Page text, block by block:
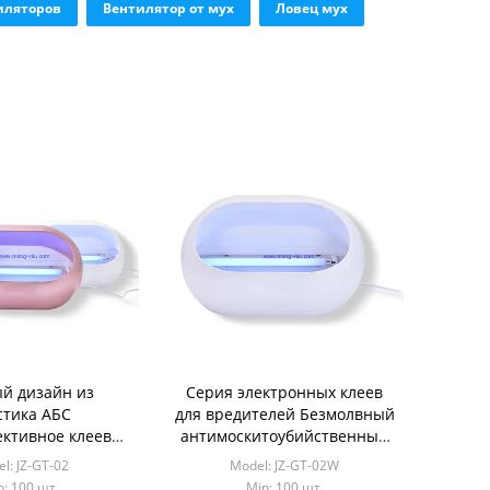
Вентилятор от мух Ловец мух
дизайн из
АБС
клеевое
для ловушек для
лампа для
JZ-GT-02
Серия электронных клеев
для вредителей Безмолвный
антимоскитоубийственный
ловушка лампа экологически
чистый клей пластинка
Model: JZ-GT-02W